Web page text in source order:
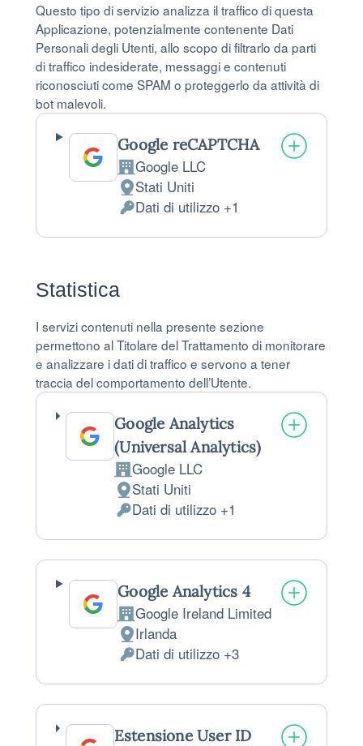
Questo tipo di servizio analizza il traffico di questa
Applicazione, potenzialmente contenente Dati
Personali degli Utenti, allo scopo di filtrarlo da parti
di traffico indesiderate, messaggi e contenuti
riconosciuti come SPAM o proteggerlo da attività di
bot malevoli.
Google reCAPTCHA
Azienda:
Google LLC
Luogo del trattamento:
Stati Uniti
Dati Personali trattati:
Dati di utilizzo +1
Statistica
I servizi contenuti nella presente sezione
permettono al Titolare del Trattamento di monitorare
e analizzare i dati di traffico e servono a tener
traccia del comportamento dell’Utente.
Google Analytics
(Universal Analytics)
Azienda:
Google LLC
Luogo del trattamento:
Stati Uniti
Dati Personali trattati:
Dati di utilizzo +1
Google Analytics 4
Azienda:
Google Ireland Limited
Luogo del trattamento:
Irlanda
Dati Personali trattati:
Dati di utilizzo +3
Estensione User ID